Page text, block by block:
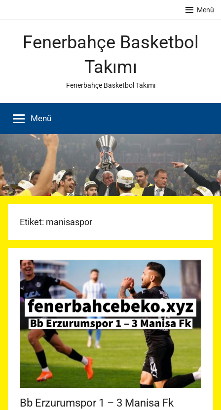
Menü
Fenerbahçe Basketbol
Takımı
Fenerbahçe Basketbol Takımı
Menü
Etiket: manisaspor
Bb Erzurumspor 1 – 3 Manisa Fk